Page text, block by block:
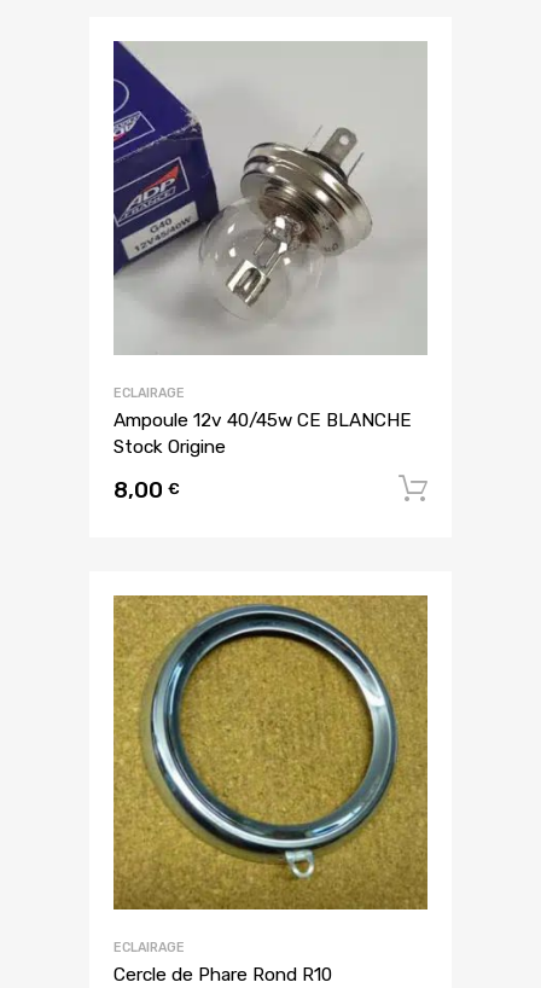
ECLAIRAGE
Ampoule 12v 40/45w CE BLANCHE
Stock Origine
8,00 €
ECLAIRAGE
Cercle de Phare Rond R10